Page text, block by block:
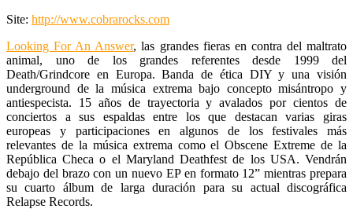
Site: http://www.cobrarocks.com
Looking For An Answer, las grandes fieras en contra del maltrato
animal, uno de los grandes referentes desde 1999 del
Death/Grindcore en Europa. Banda de ética DIY y una visión
underground de la música extrema bajo concepto misántropo y
antiespecista. 15 años de trayectoria y avalados por cientos de
conciertos a sus espaldas entre los que destacan varias giras
europeas y participaciones en algunos de los festivales más
relevantes de la música extrema como el Obscene Extreme de la
República Checa o el Maryland Deathfest de los USA. Vendrán
debajo del brazo con un nuevo EP en formato 12” mientras prepara
su cuarto álbum de larga duración para su actual discográfica
Relapse Records.